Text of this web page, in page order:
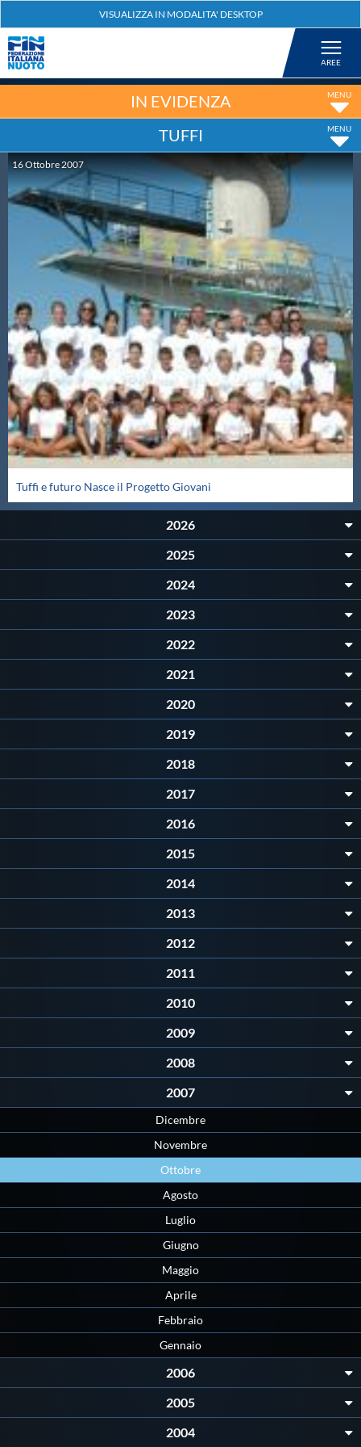
Nuoto
Tuffi
Artistico
Fondo
Salvamento
Master
Formazione
GUG
Scuole Nuoto
Area Legislativa
Sostenibilità
Archivio News
Videogallery
Intranet
Webmail
Contatti
Mappa del sito
IN EVIDENZA
TUFFI
16Ottobre2007
Tuffi e futuro Nasce il Progetto Giovani
2026
2025
2024
2023
2022
2021
2020
2019
2018
2017
2016
2015
2014
2013
2012
2011
2010
2009
2008
2007
Dicembre
Novembre
Ottobre
Agosto
Luglio
Giugno
Maggio
Aprile
Febbraio
Gennaio
2006
2005
2004